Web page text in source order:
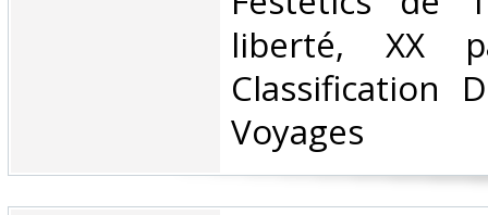
liberté, XX
Classification
Voyages‎